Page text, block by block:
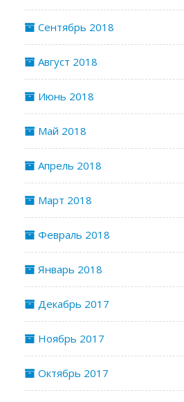
Сентябрь 2018
Август 2018
Июнь 2018
Май 2018
Апрель 2018
Март 2018
Февраль 2018
Январь 2018
Декабрь 2017
Ноябрь 2017
Октябрь 2017